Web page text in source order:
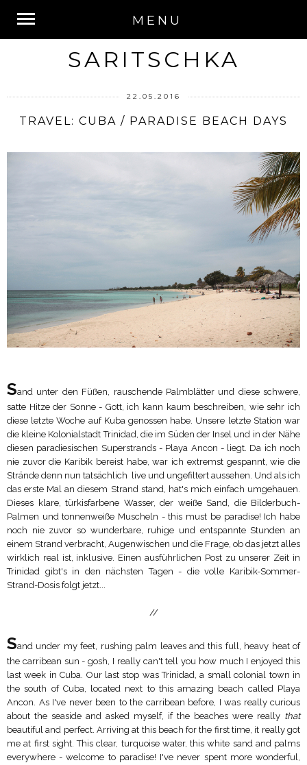
MENU
SARITSCHKA
22.05.2016
TRAVEL: CUBA / PARADISE BEACH DAYS
Sand unter den Füßen, rauschende Palmblätter und diese schwere,
satte Hitze der Sonne - Gott, ich kann kaum beschreiben, wie sehr ich
diese letzte Woche auf Kuba genossen habe. Unsere letzte Station war
die kleine Kolonialstadt Trinidad, die im Süden der Insel und in der Nähe
diesen paradiesischen Superstrands - Playa Ancon - liegt. Da ich noch
nie zuvor die Karibik bereist habe, war ich extremst gespannt, wie die
Strände denn nun tatsächlich live und ungefiltert aussehen. Und als ich
das erste Mal an diesem Strand stand, hat's mich einfach umgehauen.
Dieses klare, türkisfarbene Wasser, der weiße Sand, die Bilderbuch-
Palmen und tonnenweiße Muscheln - this must be paradise! Ich habe
noch nie zuvor so wunderbare, ruhige und entspannte Stunden an
einem Strand verbracht, Augenwischen und die Frage, ob das jetzt alles
wirklich real ist, inklusive. Einen ausführlichen Post zu unserer Zeit in
Trinidad gibt's in den nächsten Tagen - die volle Karibik-Sommer-
Strand-Dosis folgt jetzt...
//
Sand under my feet, rushing palm leaves and this full, heavy heat of
the carribean sun - gosh, I really can't tell you how much I enjoyed this
last week in Cuba. Our last stop was Trinidad, a small colonial town in
the south of Cuba, located next to this amazing beach called Playa
Ancon. As I've never been to the carribean before, I was really curious
about the seaside and asked myself, if the beaches were really that
beautiful and perfect. Arriving at this beach for the first time, it really got
me at first sight. This clear, turquoise water, this white sand and palms
everywhere - welcome to paradise! I've never spent more wonderful,